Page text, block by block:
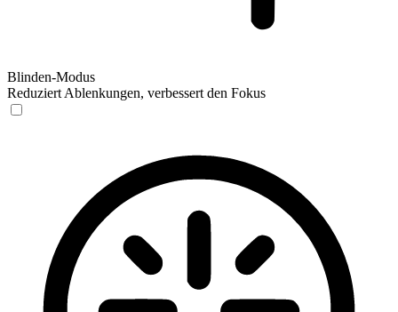
Blinden-Modus
Reduziert Ablenkungen, verbessert den Fokus